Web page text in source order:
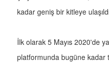
kadar geniş bir kitleye
İlk olarak 5 Mayıs 2020'de
platformunda bugüne kadar